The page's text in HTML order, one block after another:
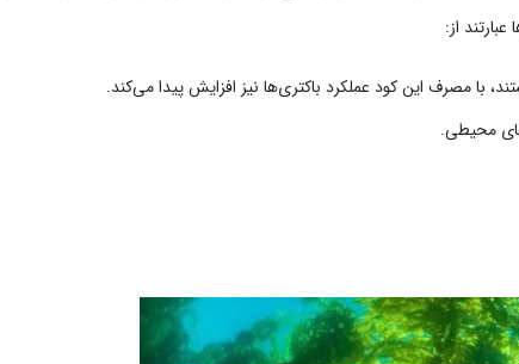
از:
با مصرف این کود عملکرد باکتری‌ها نیز افزایش پیدا می‌کند.
محیطی.